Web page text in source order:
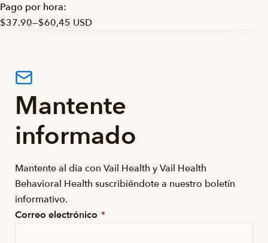
Pago por hora:
$37.90—$60,45 USD
Mantente
informado
Mantente al día con Vail Health y Vail Health
Behavioral Health suscribiéndote a nuestro boletín
informativo.
Correo electrónico *